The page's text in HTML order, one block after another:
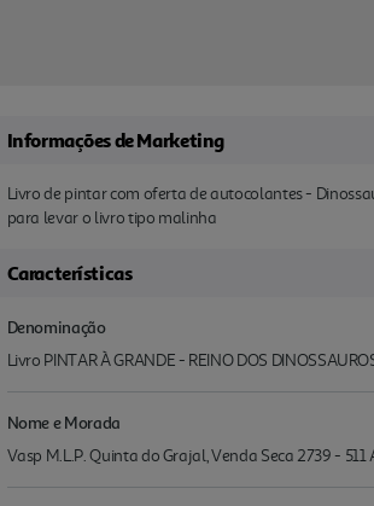
Informações de Marketing
Livro de pintar com oferta de autocolantes -
para levar o livro tipo malinha
Características
Denominação
Livro PINTAR À GRANDE - REINO DOS
Nome e Morada
Vasp M.L.P. Quinta do Grajal, Venda Seca 2739 -